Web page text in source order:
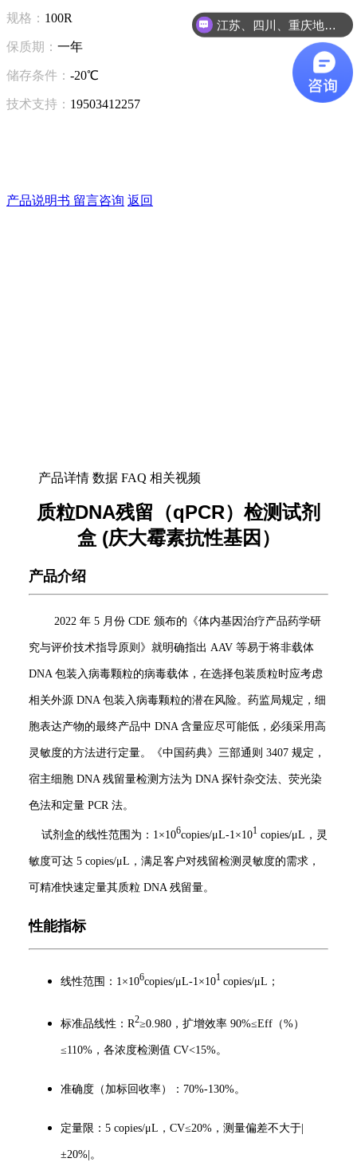
规格： 100R
保质期： 一年
储存条件： -20℃
技术支持： 19503412257
产品说明书 留言咨询 返回
产品详情 数据 FAQ 相关视频
质粒DNA残留（qPCR）检测试剂
盒 (庆大霉素抗性基因）
产品介绍
2022 年 5 月份 CDE 颁布的《体内基因治疗产品药学研
究与评价技术指导原则》就明确指出 AAV 等易于将非载体
DNA 包装入病毒颗粒的病毒载体，在选择包装质粒时应考虑
相关外源 DNA 包装入病毒颗粒的潜在风险。药监局规定，细
胞表达产物的最终产品中 DNA 含量应尽可能低，必须采用高
灵敏度的方法进行定量。《中国药典》三部通则 3407 规定，
宿主细胞 DNA 残留量检测方法为 DNA 探针杂交法、荧光染
色法和定量 PCR 法。
试剂盒的线性范围为：1×106copies/μL-1×101 copies/μL，灵
敏度可达 5 copies/μL，满足客户对残留检测灵敏度的需求，
可精准快速定量其质粒 DNA 残留量。
性能指标
线性范围：1×106copies/μL-1×101 copies/μL；
标准品线性：R2≥0.980，扩增效率 90%≤Eff（%）
≤110%，各浓度检测值 CV<15%。
准确度（加标回收率）：70%-130%。
定量限：5 copies/μL，CV≤20%，测量偏差不大于|
±20%|。